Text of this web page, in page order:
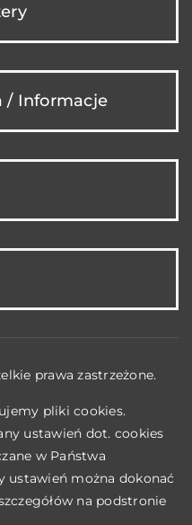
/ Informacje
prawa zastrzeżone.
pliki cookies.
ustawień dot. cookies
w Państwa
ustawień można dokonać
na podstronie